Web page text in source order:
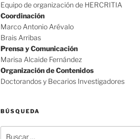
Equipo de organización de HERCRITIA
Coordinación
Marco Antonio Arévalo
Brais Arribas
Prensa y Comunicación
Marisa Alcaide Fernández
Organización de Contenidos
Doctorandos y Becarios Investigadores
BÚSQUEDA